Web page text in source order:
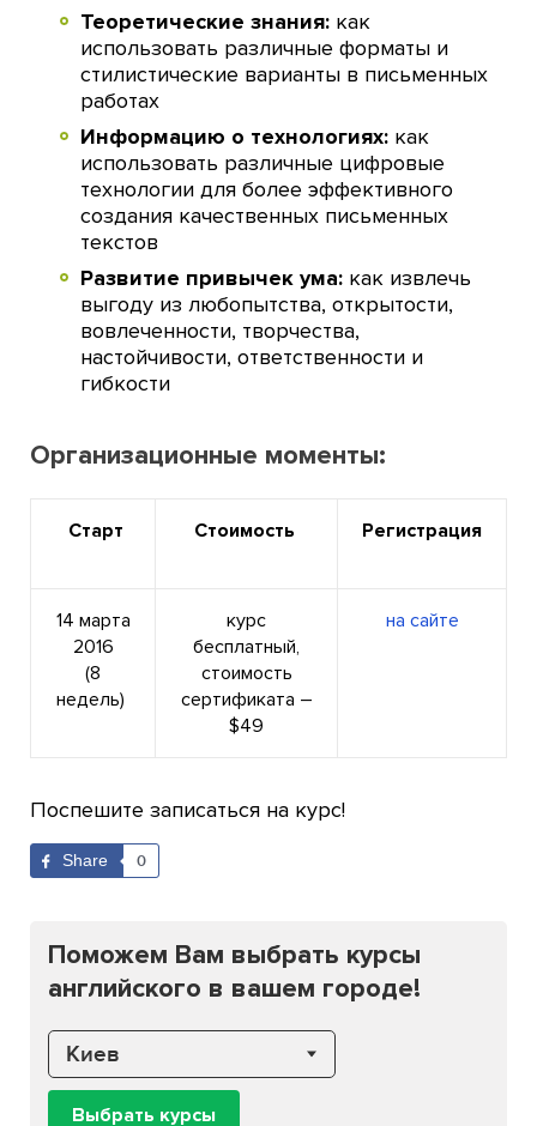
Теоретические знания: как
использовать различные форматы и
стилистические варианты в письменных
работах
Информацию о технологиях: как
использовать различные цифровые
технологии для более эффективного
создания качественных письменных
текстов
Развитие привычек ума: как извлечь
выгоду из любопытства, открытости,
вовлеченности, творчества,
настойчивости, ответственности и
гибкости
Организационные моменты:
Старт Стоимость Регистрация
14 марта
2016
(8
недель)
курс
бесплатный,
стоимость
сертификата –
$49
на сайте
Поспешите записаться на курс!
Share 0
Поможем Вам выбрать курсы
английского в вашем городе!
Киев
Выбрать курсы